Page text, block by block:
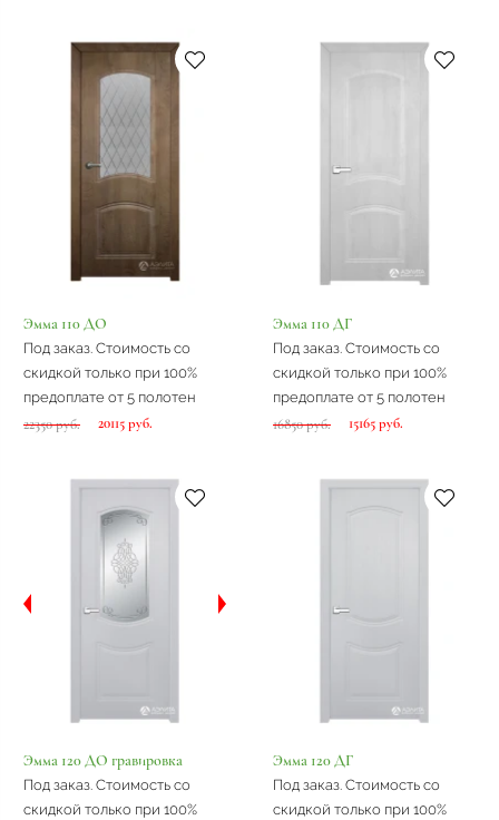
Эмма 110 ДО
Под заказ. Стоимость со
скидкой только при 100%
предоплате от 5 полотен
22350 руб. 20115 руб.
Эмма 110 ДГ
Под заказ. Стоимость со
скидкой только при 100%
предоплате от 5 полотен
16850 руб. 15165 руб.
Эмма 120 ДО гравировка
Под заказ. Стоимость со
скидкой только при 100%
Эмма 120 ДГ
Под заказ. Стоимость со
скидкой только при 100%